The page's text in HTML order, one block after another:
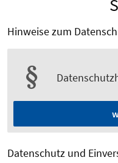
Hinweise zum
Datenschutz und